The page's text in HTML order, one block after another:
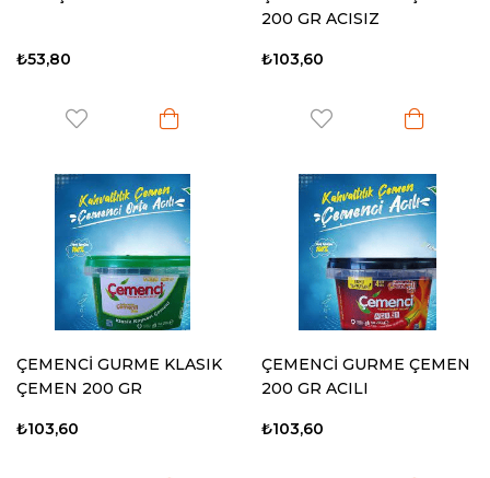
₺53,80
200 GR ACISIZ
₺103,60
ÇEMENCİ GURME KLASIK
ÇEMEN 200 GR
₺103,60
ÇEMENCİ GURME ÇEMEN
200 GR ACILI
₺103,60